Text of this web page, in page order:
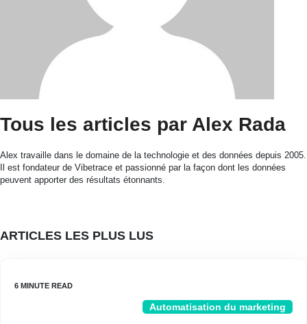
Tous les articles par Alex Rada
Alex travaille dans le domaine de la technologie et des données depuis 2005.
Il est fondateur de Vibetrace et passionné par la façon dont les données
peuvent apporter des résultats étonnants.
ARTICLES LES PLUS LUS
Automatisation du marketing